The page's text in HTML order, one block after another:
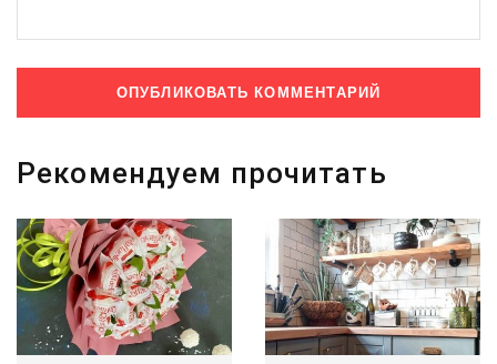
Рекомендуем прочитать